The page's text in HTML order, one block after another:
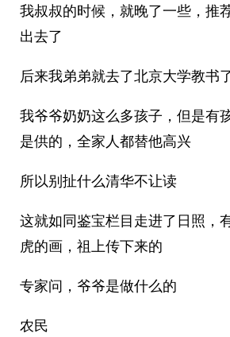
我叔叔的时候，就晚了一些，推
出去了
后来我弟弟就去了北京大学教书
我爷爷奶奶这么多孩子，但是有
是供的，全家人都替他高兴
所以别扯什么清华不让读
这就如同鉴宝栏目走进了日照，
虎的画，祖上传下来的
专家问，爷爷是做什么的
农民